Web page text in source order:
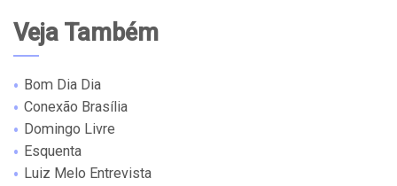
Veja Também
Bom Dia Dia
Conexão Brasília
Domingo Livre
Esquenta
Luiz Melo Entrevista